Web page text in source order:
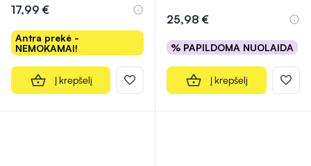
17,99 €
Antra prekė -
NEMOKAMAI!
Į krepšelį
25,98 €
% PAPILDOMA NUOLAIDA
Į krepšelį